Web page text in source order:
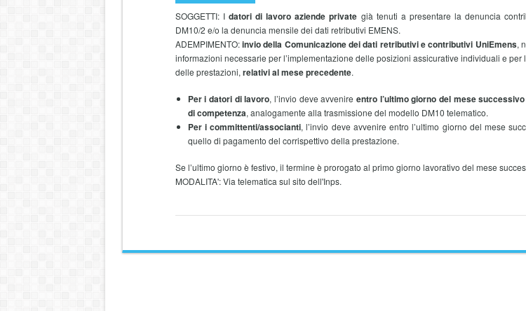
SOGGETTI: I datori di lavoro aziende private già tenuti a presentare la denuncia
DM10/2 e/o la denuncia mensile dei dati retributivi EMENS.
ADEMPIMENTO:invio della Comunicazione dei dati retributivi e contributivi UniEmens,
informazioni necessarie per l’implementazione delle posizioni assicurative individuali e per
delle prestazioni,relativi al mese precedente.
Per i datori di lavoro, l’invio deve avvenire entro l’ultimo giorno del mese
di competenza, analogamente alla trasmissione del modello DM10 telematico.
Per i committenti/associanti, l’invio deve avvenire entro l’ultimo giorno del mese
quello di pagamento del corrispettivo della prestazione.
Se l’ultimo giorno è festivo, il termine è prorogato al primo giorno lavorativo del mese
MODALITA': Via telematica sul sito dell'Inps.